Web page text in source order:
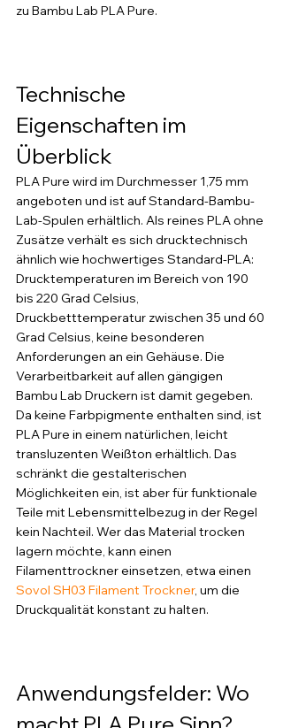
zu Bambu Lab PLA Pure.
Technische
Eigenschaften im
Überblick
PLA Pure wird im Durchmesser 1,75 mm
angeboten und ist auf Standard-Bambu-
Lab-Spulen erhältlich. Als reines PLA ohne
Zusätze verhält es sich drucktechnisch
ähnlich wie hochwertiges Standard-PLA:
Drucktemperaturen im Bereich von 190
bis 220 Grad Celsius,
Druckbetttemperatur zwischen 35 und 60
Grad Celsius, keine besonderen
Anforderungen an ein Gehäuse. Die
Verarbeitbarkeit auf allen gängigen
Bambu Lab Druckern ist damit gegeben.
Da keine Farbpigmente enthalten sind, ist
PLA Pure in einem natürlichen, leicht
transluzenten Weißton erhältlich. Das
schränkt die gestalterischen
Möglichkeiten ein, ist aber für funktionale
Teile mit Lebensmittelbezug in der Regel
kein Nachteil. Wer das Material trocken
lagern möchte, kann einen
Filamenttrockner einsetzen, etwa einen
Sovol SH03 Filament Trockner, um die
Druckqualität konstant zu halten.
Anwendungsfelder: Wo